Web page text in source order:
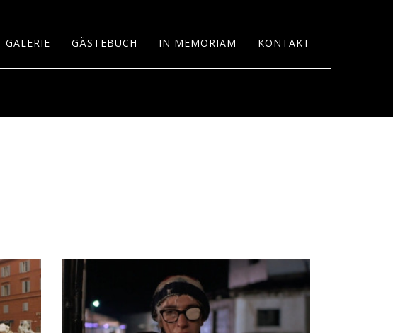
GALERIE GÄSTEBUCH IN MEMORIAM KONTAKT